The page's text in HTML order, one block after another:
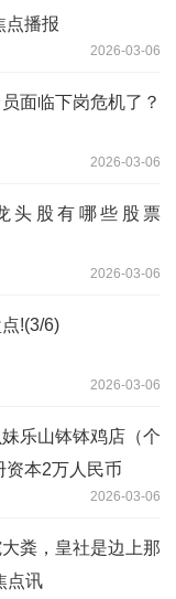
点播报
2026-03-06
面临下岗危机了？
2026-03-06
头股有哪些股票
2026-03-06
!(3/6)
2026-03-06
乐山钵钵鸡店（个
资本2万人民币
2026-03-06
粪，皇社是边上那
点讯